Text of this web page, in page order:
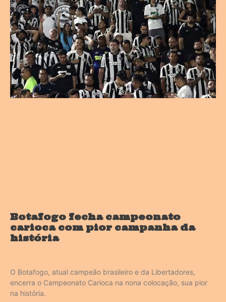
Botafogo fecha campeonato
carioca com pior campanha da
história
O Botafogo, atual campeão brasileiro e da Libertadores,
encerra o Campeonato Carioca na nona colocação, sua pior
na história.